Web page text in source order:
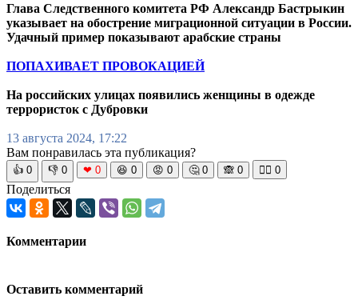
Глава Следственного комитета РФ Александр Бастрыкин
указывает на обострение миграционной ситуации в России.
Удачный пример показывают арабские страны
ПОПАХИВАЕТ ПРОВОКАЦИЕЙ
На российских улицах появились женщины в одежде
террористок с Дубровки
13 августа 2024, 17:22
Вам понравилась эта публикация?
👍 0 👎 0 ❤ 0 😆 0 😡 0 🤔 0 🙈 0 🧘‍♀️ 0
Поделиться
Комментарии
Оставить комментарий